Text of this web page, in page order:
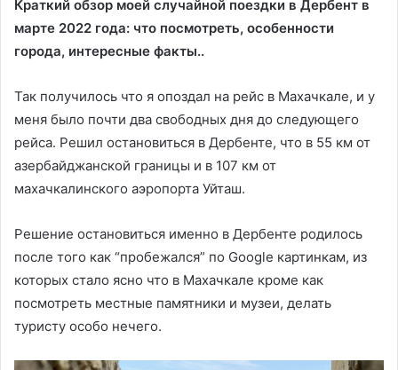
Краткий обзор моей случайной поездки в Дербент в
марте 2022 года: что посмотреть, особенности
города, интересные факты..
Так получилось что я опоздал на рейс в Махачкале, и у
меня было почти два свободных дня до следующего
рейса. Решил остановиться в Дербенте, что в 55 км от
азербайджанской границы и в 107 км от
махачкалинского аэропорта Уйташ.
Решение остановиться именно в Дербенте родилось
после того как “пробежался” по Google картинкам, из
которых стало ясно что в Махачкале кроме как
посмотреть местные памятники и музеи, делать
туристу особо нечего.